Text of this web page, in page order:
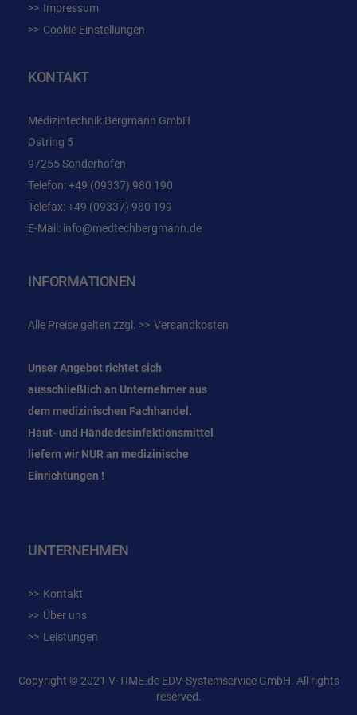
Impressum
Cookie Einstellungen
KONTAKT
Medizintechnik Bergmann GmbH
Ostring 5
97255 Sonderhofen
Telefon:+49 (09337) 980 190
Telefax: +49 (09337) 980 199
E-Mail: info@medtechbergmann.de
INFORMATIONEN
Alle Preise gelten zzgl. Versandkosten
Unser Angebot richtet sich
ausschließlich an Unternehmeraus
dem medizinischen Fachhandel.
Haut- und Händedesinfektionsmittel
liefern wir NUR an medizinische
Einrichtungen !
UNTERNEHMEN
Kontakt
Über uns
Leistungen
Copyright © 2021 V-TIME.de EDV-Systemservice GmbH. All rights
reserved.